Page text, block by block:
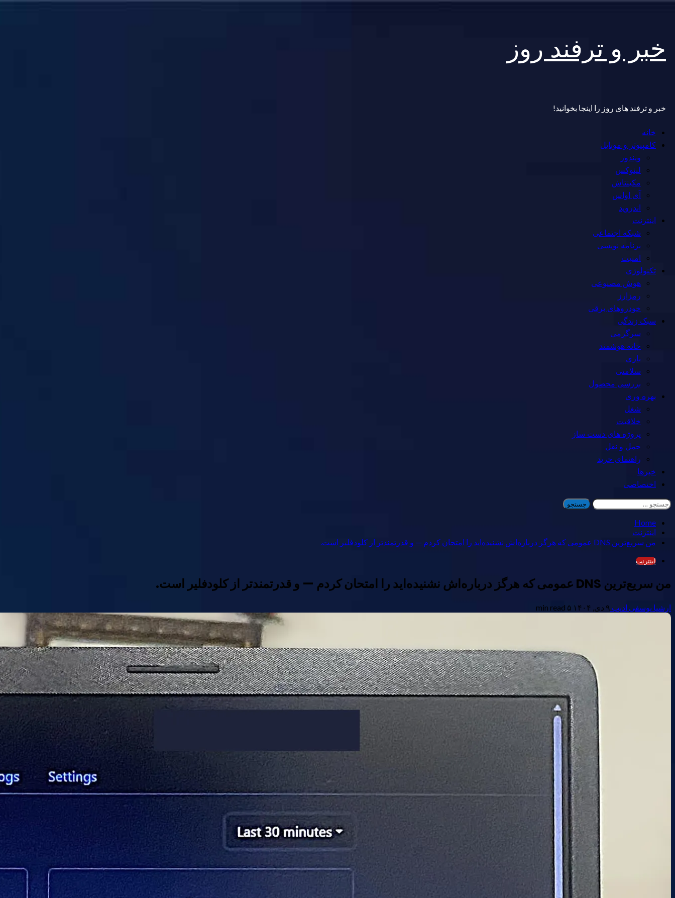
content
خبر و ترفند روز
خبر و ترفند های روز را اینجا بخوانید!
Primary
Menu
خانه
کامپیوتر و موبایل
ویندوز
لینوکس
مکینتاش
آی اواس
اندروید
اینترنت
شبکه اجتماعی
برنامه نویسی
امنیت
تکنولوژی
هوش مصنوعی
رمزارز
خودروهای برقی
سبک زندگی
سرگرمی
خانه هوشمند
بازی
سلامتی
بررسی محصول
بهره وری
شغل
خلاقیت
پروژه های دست ساز
حمل و نقل
راهنمای خرید
خبرها
اختصاصی
جستجو
برای:
Home
اینترنت
من سریع‌ترین DNS عمومی که هرگز درباره‌اش نشنیده‌اید را امتحان کردم — و قدرتمندتر از کلودفلیر است.
اینترنت
من سریع‌ترین DNS عمومی که هرگز درباره‌اش نشنیده‌اید را امتحان کردم — و قدرتمندتر از کلودفلیر است.
ارشیا یوسفی ادیب ۹ دی, ۱۴۰۴ ۵ min read